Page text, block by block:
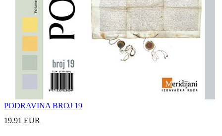
PODRAVINA BROJ 19
19.91 EUR